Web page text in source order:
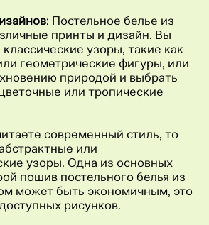
: Постельное белье из
принты и дизайн. Вы
узоры, такие как
геометрические фигуры, или
природой и выбрать
или тропические
современный стиль, то
или
узоры. Одна из основных
пошив постельного белья из
может быть экономичным, это
рисунков.